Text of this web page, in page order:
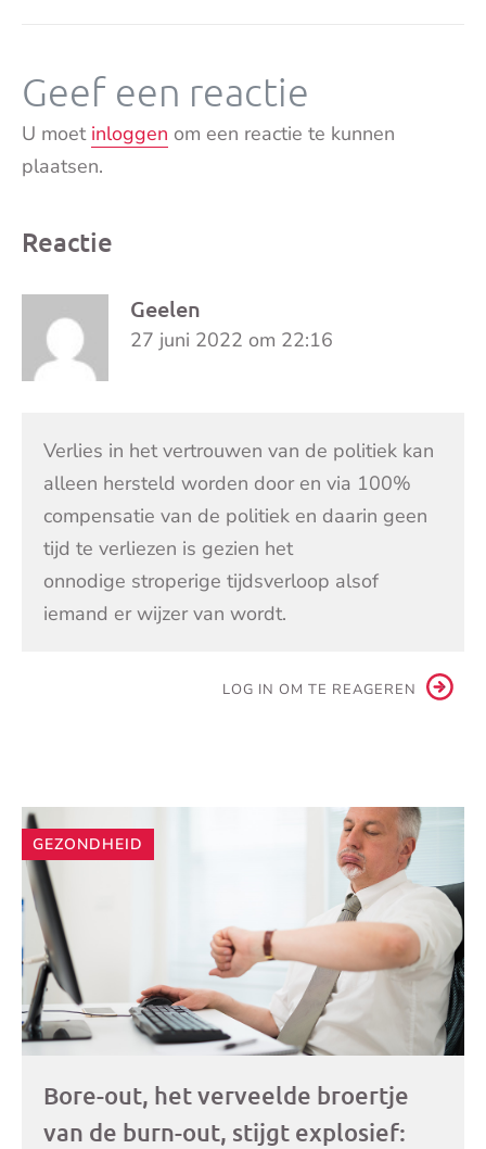
Geef een reactie
U moet inloggen om een reactie te kunnen
plaatsen.
Reactie
Geelen
27 juni 2022 om 22:16
Verlies in het vertrouwen van de politiek kan
alleen hersteld worden door en via 100%
compensatie van de politiek en daarin geen
tijd te verliezen is gezien het
onnodige stroperige tijdsverloop alsof
iemand er wijzer van wordt.
LOG IN OM TE REAGEREN
Andere
artikelen
GEZONDHEID
Bore-out, het verveelde broertje
van de burn-out, stijgt explosief: